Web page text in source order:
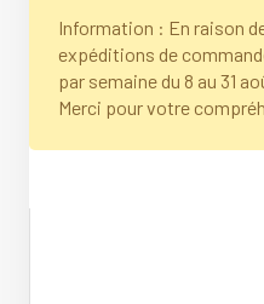
Information : En raison
expéditions de
par semaine du 8 au 31
Merci pour votre